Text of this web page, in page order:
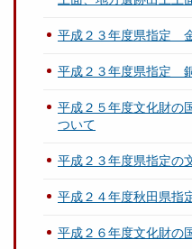
平成２３年度県指定
平成２３年度県指定
平成２５年度文化財の
ついて
平成２３年度県指定の
平成２４年度秋田県指
平成２６年度文化財の